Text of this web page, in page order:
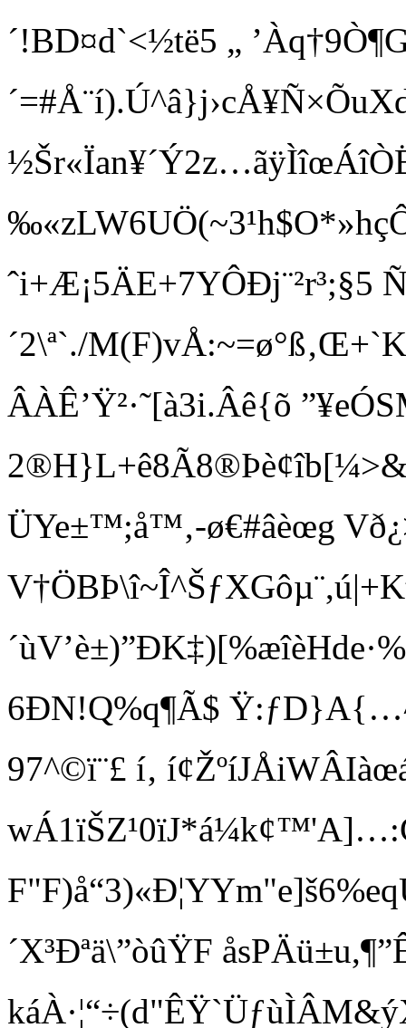
´!BD¤d`<½të5 „
‰«zLW
ˆi+Æ¡5ÄE+7YÔÐj¨²r³;§5
´2\ª`./
ÂÀÊ’Ÿ²·˜[à3i.Âê{õ
ÜYe±™;å™‚-ø€#âèœg Vð¿
6ÐN!Q %q¶Ã$
97^©ï¨£ í‚ í¢ŽºíJ
F"F)å“3)«Ð¦YY
´X³Ðªä\”òûŸF
káÀ·¦“÷(d"ÊŸ`ÜƒùÌÂM